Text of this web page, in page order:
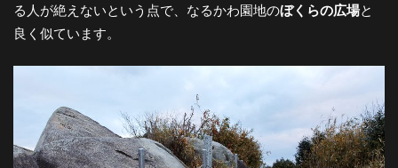
-
大
る人が絶えないという点で、なるかわ園地のぼくらの広場と
良く似ています。